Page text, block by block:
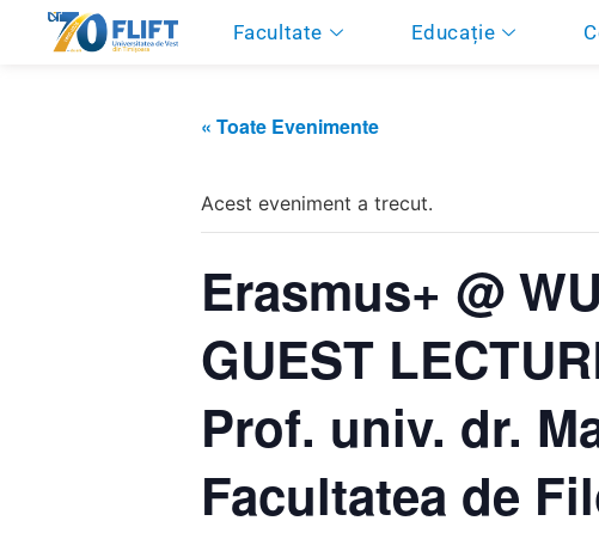
Facultate Educație
« Toate Evenimente
Acest eveniment a trecut.
Erasmus+ @
GUEST
Prof. univ. dr.
Facultatea de